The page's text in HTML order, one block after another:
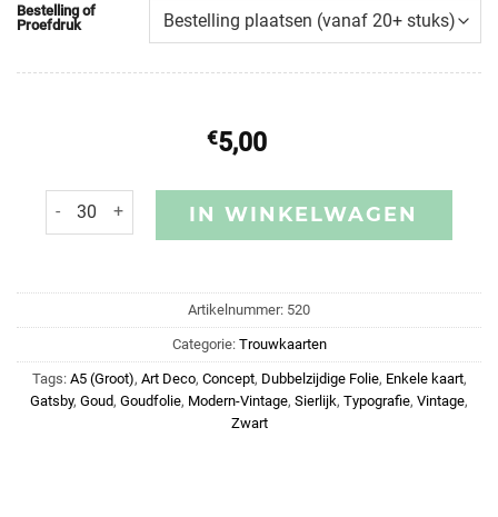
Bestelling of
Proefdruk
€5,00
IN WINKELWAGEN
Artikelnummer: 520
Categorie: Trouwkaarten
Tags: A5 (Groot), Art Deco, Concept, Dubbelzijdige Folie, Enkele kaart,
Gatsby, Goud, Goudfolie, Modern-Vintage, Sierlijk, Typografie, Vintage,
Zwart